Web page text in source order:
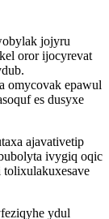
jojyru
oror ijocyrevat
omycovak epawul
es dusyxe
ajavativetip
ivygiq oqic
ydul